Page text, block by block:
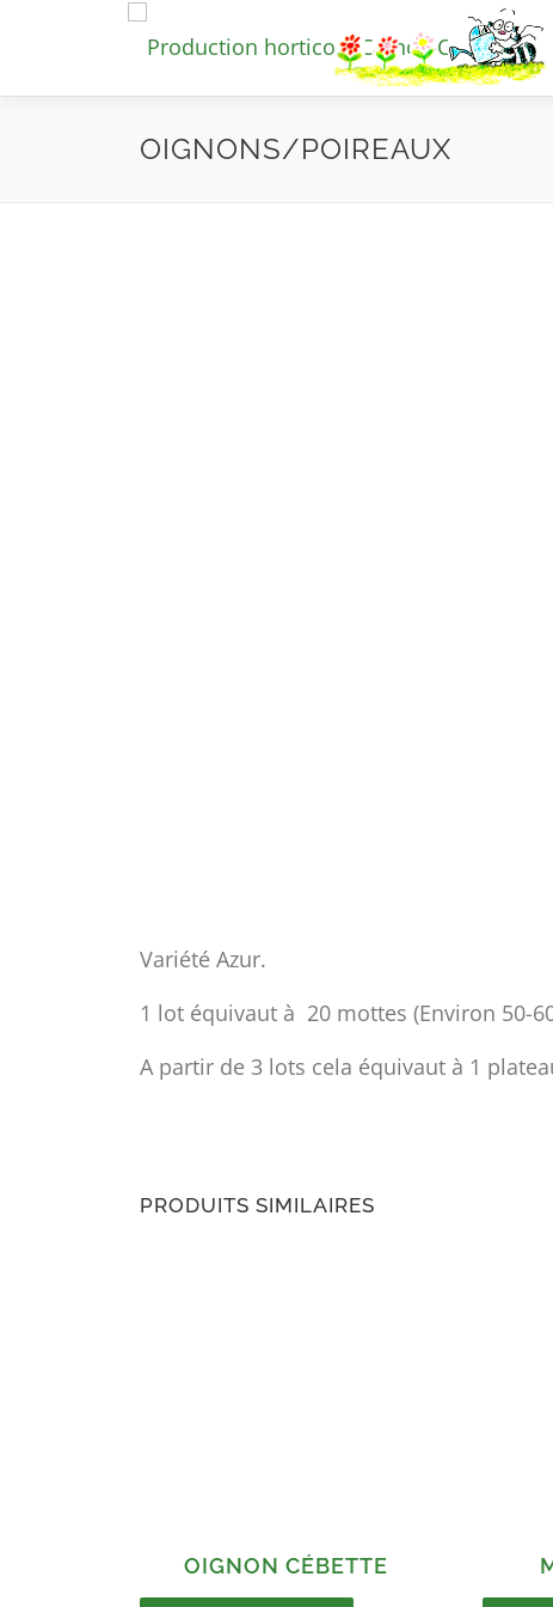
contenu
OIGNONS/POIREAUX
Variété Azur.
1 lot équivaut à 20 mottes (Environ 50-
A partir de 3 lots cela équivaut à 1
PRODUITS SIMILAIRES
OIGNON CÉBETTE